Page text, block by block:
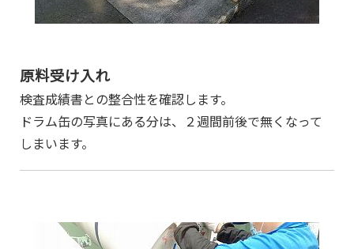
原料受け入れ
検査成績書との整合性を確認します。
ドラム缶の写真にある分は、２週間前後で無くなって
しまいます。